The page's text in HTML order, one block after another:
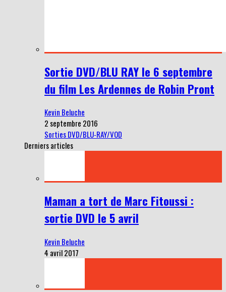
Sortie DVD/BLU RAY le 6 septembre
du film Les Ardennes de Robin Pront
Kevin Beluche
2 septembre 2016
Sorties DVD/BLU-RAY/VOD
Derniers articles
Maman a tort de Marc Fitoussi :
sortie DVD le 5 avril
Kevin Beluche
4 avril 2017